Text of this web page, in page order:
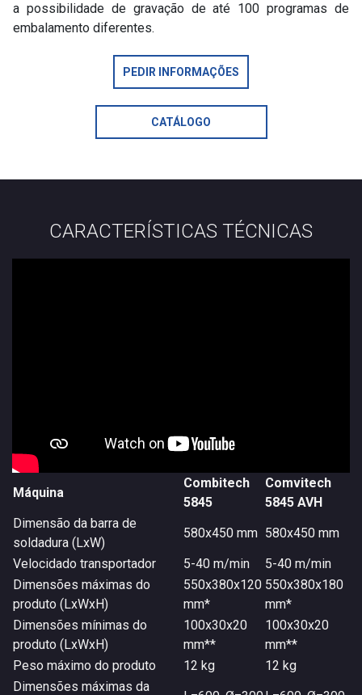
a possibilidade de gravação de até 100 programas de
embalamento diferentes.
PEDIR INFORMAÇÕES
CATÁLOGO
CARACTERÍSTICAS TÉCNICAS
Máquina
Combitech
5845
Comvitech
5845 AVH
Dimensão da barra de
soldadura (LxW)
580x450 mm 580x450 mm
Velocidado transportador
5-40 m/min
5-40 m/min
Dimensões máximas do
produto (LxWxH)
550x380x120
mm*
550x380x180
mm*
Dimensões mínimas do
produto (LxWxH)
100x30x20
mm**
100x30x20
mm**
Peso máximo do produto
12 kg
12 kg
Dimensões máximas da